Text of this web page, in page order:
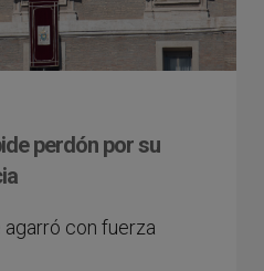
perdón por su
agarró con fuerza